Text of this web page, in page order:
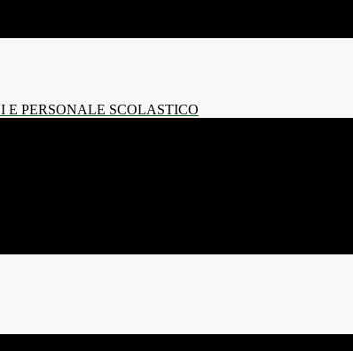
PERSONALE SCOLASTICO